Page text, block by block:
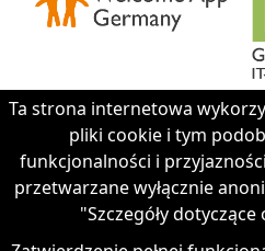
Ta strona internetowa
pliki cookie i tym
funkcjonalności i
przetwarzane wyłącznie
"Szczegóły
Contact IThilft gGmbH
+49 351 - 312 930 64